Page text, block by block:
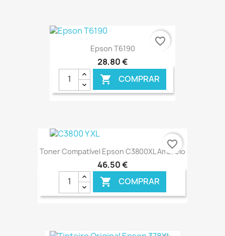
€ ONLINE
Epson T6190
28,80 €
 COMPRAR
€ ONLINE
favorite_border
Toner Compatível Epson C3800XL Amarelo
46,50 €
 COMPRAR
favorite_border